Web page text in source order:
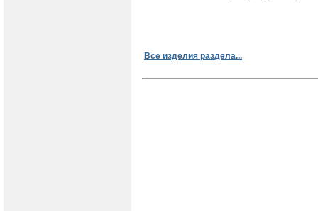
Все изделия раздела...